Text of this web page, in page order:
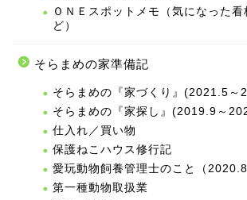
ＯＮＥスポットメモ（気になった看
ど）
そらまめの家準備記
そらまめの『家づくり』(2021.5～
そらまめの『家探し』(2019.9～
仕入れ／買い物
保護ねこハウス修行記
愛玩動物飼養管理士のこと（
第一種動物取扱業